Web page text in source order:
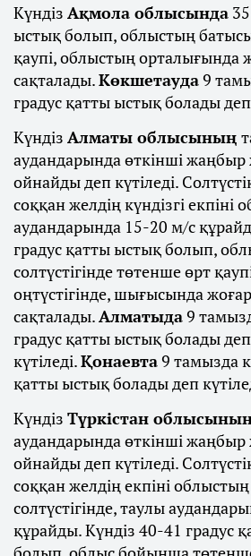
Күндіз Ақмола облысында
ыстық болып, облыстың
қаупі, облыстың орталығында
сақталады.Көкшетауда9
градус қатты ыстық болады деп
Күндіз Алматы облысының
аудандарында өткінші
ойнайды деп күтіледі.
соққан желдің күндізгі екпіні
аудандарында 15-20 м/с
градус қатты ыстық болып,
солтүстігінде төтенше өрт
оңтүстігінде, шығысында
сақталады.Алматыда9
градус қатты ыстық болады деп
күтіледі.Қонаевта9 тамызда
қатты ыстық болады деп
Күндіз Түркістан
аудандарында өткінші
ойнайды деп күтіледі.
соққан желдің екпіні
солтүстігінде, таулы
құрайды. Күндіз 40-41 градус